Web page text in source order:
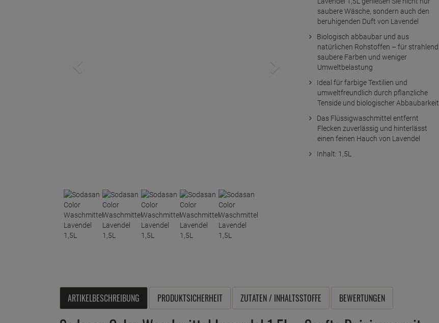
saubere Wäsche, sondern auch den
beruhigenden Duft von Lavendel
Biologisch abbaubar und aus
natürlichen Rohstoffen – für strahlend
saubere Farben und weniger
Umweltbelastung
Ideal für farbige Textilien und
umweltfreundlich durch pflanzliche
Tenside und biologischer Abbaubarkeit
Das Flüssigwaschmittel entfernt
Flecken zuverlässig und hinterlässt
einen feinen Hauch von Lavendel
Inhalt: 1,5L
ARTIKELBESCHREIBUNG PRODUKTSICHERHEIT ZUTATEN / INHALTSSTOFFE BEWERTUNGEN